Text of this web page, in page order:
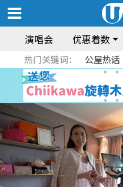
演唱会 优惠着数
热门关键词： 公屋热话